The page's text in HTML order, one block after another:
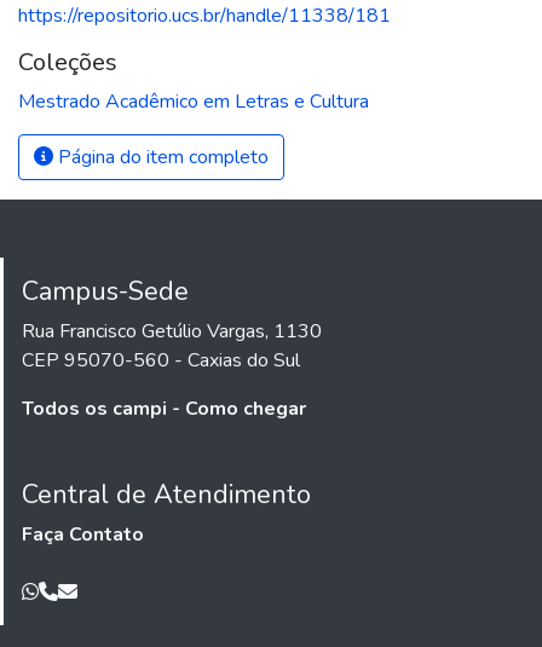
https://repositorio.ucs.br/handle/11338/181
Coleções
Mestrado Acadêmico em Letras e Cultura
Página do item completo
Campus-Sede
Rua Francisco Getúlio Vargas, 1130
CEP 95070-560 - Caxias do Sul
Todos os campi - Como chegar
Central de Atendimento
Faça Contato